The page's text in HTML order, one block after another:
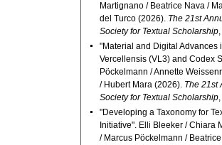
Martignano / Beatrice Nava /
del Turco (2026). The 21st
Society for Textual Scholarship
"Material and Digital Advances
Vercellensis (VL3) and Codex
Pöckelmann / Annette
/ Hubert Mara (2026). The 21st
Society for Textual Scholarship
"Developing a Taxonomy for
Initiative". Elli Bleeker / Chiara
/ Marcus Pöckelmann /